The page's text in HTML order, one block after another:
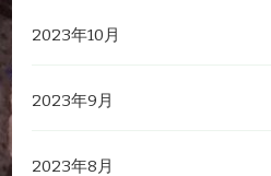
2023年10月
2023年9月
2023年8月